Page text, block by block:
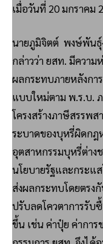
เมื่อวันที่ 20 มกราคม
นายภูมิจิตต์ พงษ์พันธุ์
กล่าวว่า ยสท. มีความ
ผลกระทบภายหลังกา
แบบใหม่ตาม พ.ร.บ.
โครงสร้างภาษีสรรพ
ระบาดของบุหรี่ผิดกฎ
อุตสาหกรรมบุหรี่ต่าง
นโยบายรัฐและกระแ
ส่งผลกระทบโดยตรง
ปรับลดโควตาการรับ
ขึ้น เช่น ค่าปุ๋ย ค่ากา